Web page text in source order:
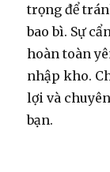
trọng để
bao bì. Sự
hoàn toàn
nhập kho.
lợi và
bạn.